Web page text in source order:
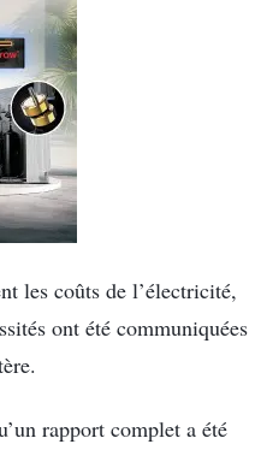
les coûts de l’électricité,
ont été communiquées
rapport complet a été